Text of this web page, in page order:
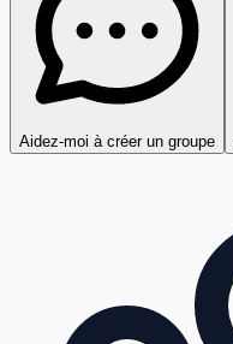
Aidez-moi à créer un groupe